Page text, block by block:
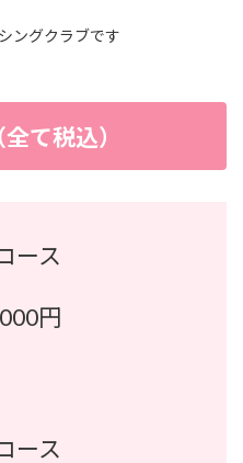
ングクラブです
全て税込）
ース
円
ース